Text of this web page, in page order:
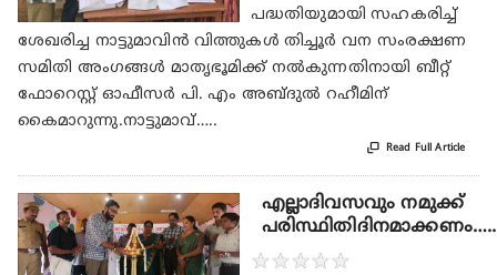
പദ്ധതിയുമായി സഹകരിച്ച്
ശേഖരിച്ച നാട്ടുമാവിന്‍ വിത്തുകള്‍ തിച്ചൂര്‍ വന സംരക്ഷണ
സമിതി അംഗങ്ങള്‍ മാതൃഭൂമിക്ക് നല്‍കുന്നതിനായി ബീറ്റ്
ഫോറെസ്റ്റ് ഓഫീസര്‍ പി. എം അബ്ദുല്‍ റഹീമിന്
കൈമാറുന്നു.നാട്ടുമാവ്…..
 Read Full Article
എല്ലാദിവസവും നമുക്ക്
പരിസ്ഥിതിദിനമാക്കണം…..
★★★★★